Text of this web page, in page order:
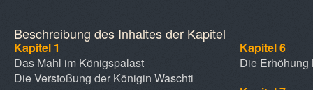
Beschreibung des Inhaltes der Kapitel
Kapitel 1
Das Mahl im Königspalast
Die Verstoßung der Königin Waschti
Kapitel 6
Die Erhöhung